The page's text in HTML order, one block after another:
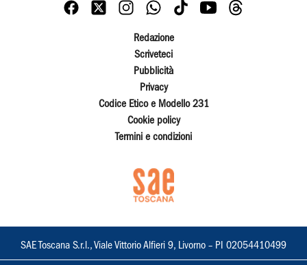
Redazione
Scriveteci
Pubblicità
Privacy
Codice Etico e Modello 231
Cookie policy
Termini e condizioni
SAE Toscana S.r.l., Viale Vittorio Alfieri 9, Livorno – PI 02054410499